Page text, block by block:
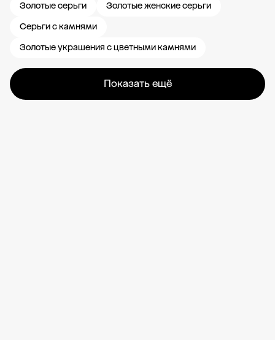
Золотые серьги
Золотые женские серьги
Серьги с камнями
Золотые украшения с цветными камнями
Показать ещё